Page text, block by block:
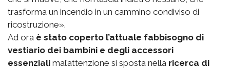
trasforma un incendio in un cammino condiviso di
ricostruzione».
Ad ora è stato coperto l’attuale fabbisogno di
vestiario dei bambini e degli accessori
essenziali mal’attenzione si sposta nella ricerca di